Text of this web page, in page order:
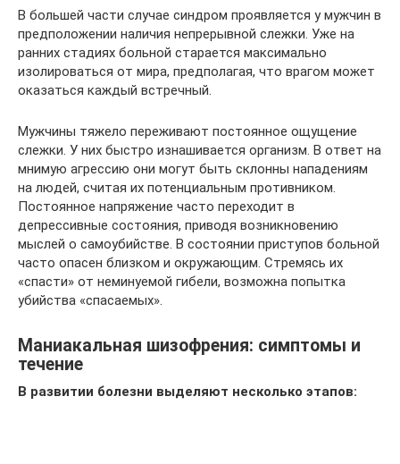
В большей части случае синдром проявляется у мужчин в
предположении наличия непрерывной слежки. Уже на
ранних стадиях больной старается максимально
изолироваться от мира, предполагая, что врагом может
оказаться каждый встречный.
Мужчины тяжело переживают постоянное ощущение
слежки. У них быстро изнашивается организм. В ответ на
мнимую агрессию они могут быть склонны нападениям
на людей, считая их потенциальным противником.
Постоянное напряжение часто переходит в
депрессивные состояния, приводя возникновению
мыслей о самоубийстве. В состоянии приступов больной
часто опасен близком и окружающим. Стремясь их
«спасти» от неминуемой гибели, возможна попытка
убийства «спасаемых».
Маниакальная шизофрения: симптомы и
течение
В развитии болезни выделяют несколько этапов: